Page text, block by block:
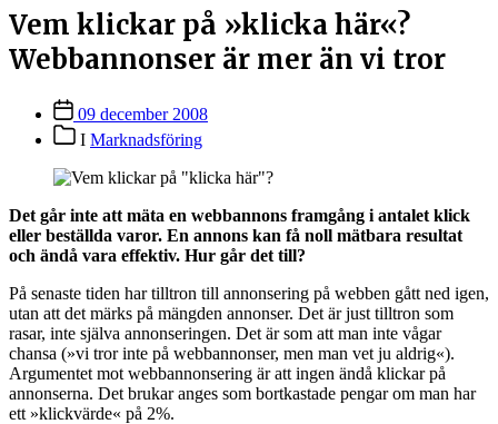
Vem klickar på »klicka här«?
Webbannonser är mer än vi tror
Inläggsdatum
09 december 2008
Inläggskategorier
I Marknadsföring
Det går inte att mäta en webbannons framgång i antalet klick
eller beställda varor. En annons kan få noll mätbara resultat
och ändå vara effektiv. Hur går det till?
På senaste tiden har tilltron till annonsering på webben gått ned igen,
utan att det märks på mängden annonser. Det är just tilltron som
rasar, inte själva annonseringen. Det är som att man inte vågar
chansa (»vi tror inte på webbannonser, men man vet ju aldrig«).
Argumentet mot webbannonsering är att ingen ändå klickar på
annonserna. Det brukar anges som bortkastade pengar om man har
ett »klickvärde« på 2%.